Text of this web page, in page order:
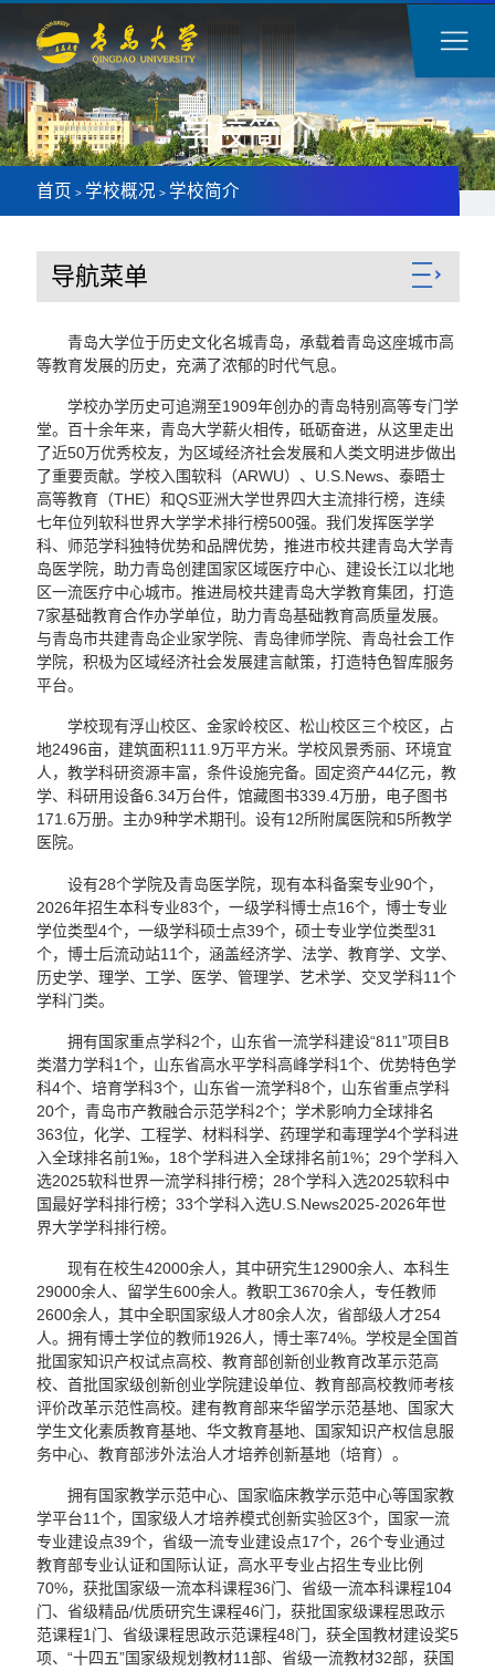
学校简介
首页 > 学校概况 > 学校简介
导航菜单
青岛大学位于历史文化名城青岛，承载着青岛这座城市高
等教育发展的历史，充满了浓郁的时代气息。
学校办学历史可追溯至1909年创办的青岛特别高等专门学
堂。百十余年来，青岛大学薪火相传，砥砺奋进，从这里走出
了近50万优秀校友，为区域经济社会发展和人类文明进步做出
了重要贡献。学校入围软科（ARWU）、U.S.News、泰晤士
高等教育（THE）和QS亚洲大学世界四大主流排行榜，连续
七年位列软科世界大学学术排行榜500强。我们发挥医学学
科、师范学科独特优势和品牌优势，推进市校共建青岛大学青
岛医学院，助力青岛创建国家区域医疗中心、建设长江以北地
区一流医疗中心城市。推进局校共建青岛大学教育集团，打造
7家基础教育合作办学单位，助力青岛基础教育高质量发展。
与青岛市共建青岛企业家学院、青岛律师学院、青岛社会工作
学院，积极为区域经济社会发展建言献策，打造特色智库服务
平台。
学校现有浮山校区、金家岭校区、松山校区三个校区，占
地2496亩，建筑面积111.9万平方米。学校风景秀丽、环境宜
人，教学科研资源丰富，条件设施完备。固定资产44亿元，教
学、科研用设备6.34万台件，馆藏图书339.4万册，电子图书
171.6万册。主办9种学术期刊。设有12所附属医院和5所教学
医院。
设有28个学院及青岛医学院，现有本科备案专业90个，
2026年招生本科专业83个，一级学科博士点16个，博士专业
学位类型4个，一级学科硕士点39个，硕士专业学位类型31
个，博士后流动站11个，涵盖经济学、法学、教育学、文学、
历史学、理学、工学、医学、管理学、艺术学、交叉学科11个
学科门类。
拥有国家重点学科2个，山东省一流学科建设“811”项目B
类潜力学科1个，山东省高水平学科高峰学科1个、优势特色学
科4个、培育学科3个，山东省一流学科8个，山东省重点学科
20个，青岛市产教融合示范学科2个；学术影响力全球排名
363位，化学、工程学、材料科学、药理学和毒理学4个学科进
入全球排名前1‰，18个学科进入全球排名前1%；29个学科入
选2025软科世界一流学科排行榜；28个学科入选2025软科中
国最好学科排行榜；33个学科入选U.S.News2025-2026年世
界大学学科排行榜。
现有在校生42000余人，其中研究生12900余人、本科生
29000余人、留学生600余人。教职工3670余人，专任教师
2600余人，其中全职国家级人才80余人次，省部级人才254
人。拥有博士学位的教师1926人，博士率74%。学校是全国首
批国家知识产权试点高校、教育部创新创业教育改革示范高
校、首批国家级创新创业学院建设单位、教育部高校教师考核
评价改革示范性高校。建有教育部来华留学示范基地、国家大
学生文化素质教育基地、华文教育基地、国家知识产权信息服
务中心、教育部涉外法治人才培养创新基地（培育）。
拥有国家教学示范中心、国家临床教学示范中心等国家教
学平台11个，国家级人才培养模式创新实验区3个，国家一流
专业建设点39个，省级一流专业建设点17个，26个专业通过
教育部专业认证和国际认证，高水平专业占招生专业比例
70%，获批国家级一流本科课程36门、省级一流本科课程104
门、省级精品/优质研究生课程46门，获批国家级课程思政示
范课程1门、省级课程思政示范课程48门，获全国教材建设奖5
项、“十四五”国家级规划教材11部、省级一流教材32部，获国